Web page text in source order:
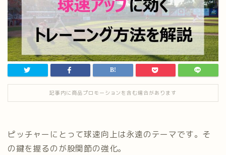
記事内に商品プロモーションを含む場合があります
ピッチャーにとって球速向上は永遠のテーマです。そ
の鍵を握るのが股関節の強化。